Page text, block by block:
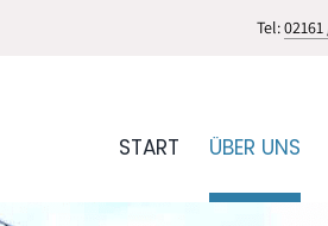
Tel:
START ÜBER UNS